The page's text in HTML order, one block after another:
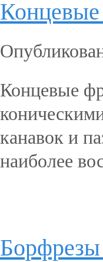
Концевые
канавок и
наиболее
Борфрезы